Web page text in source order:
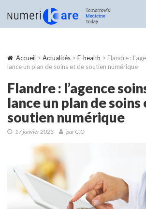
Accueil > Actualités > E-health > Flandre :
lance un plan de soins et de soutien numérique
Flandre : l’agence
lance un plan de soins
soutien numérique
17 janvier 2023 par G.O